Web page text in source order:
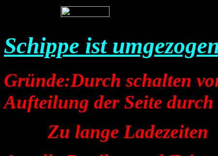
Schippe ist
Gründe:Durch schalten
Aufteilung der Seite durch
Zu lange Ladezeiten